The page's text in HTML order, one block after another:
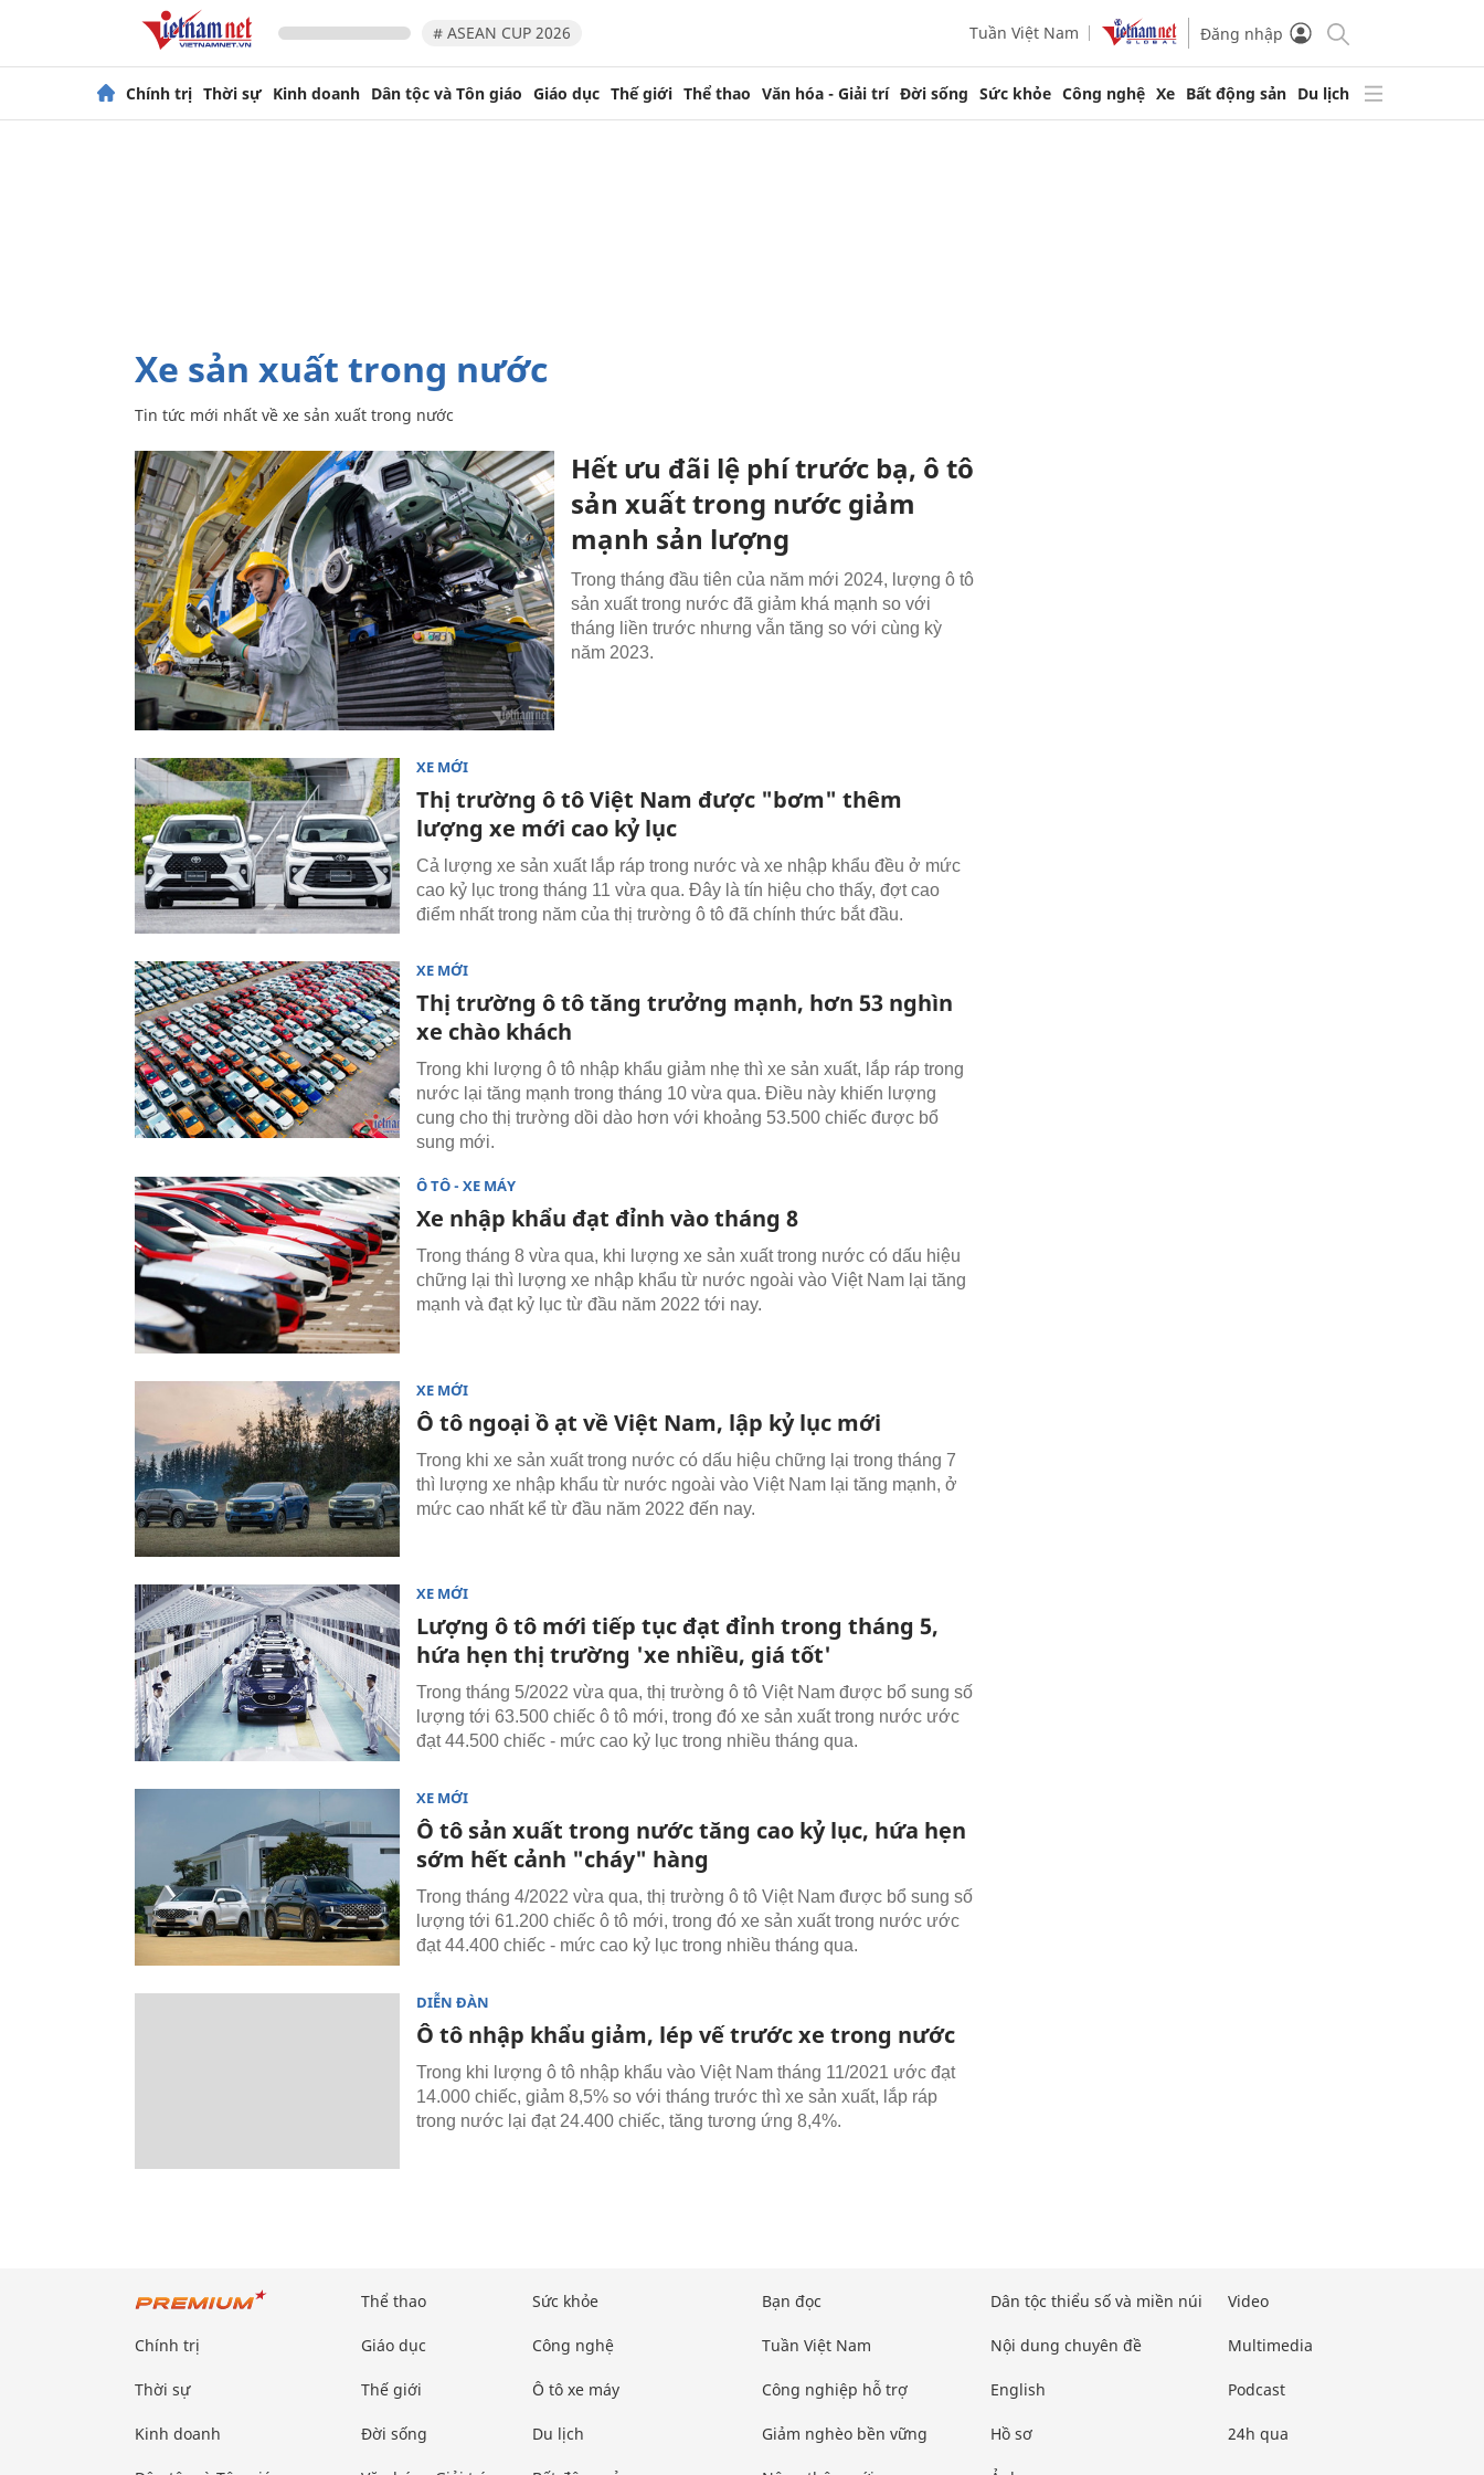
# ASEAN CUP 2026 Tuần Việt Nam Đăng nhập
Chính trị Thời sự Kinh doanh Dân tộc và Tôn giáo Giáo dục Thế giới Thể thao Văn hóa - Giải trí Đời sống Sức khỏe Công nghệ Xe Bất động sản Du lịch
xe sản xuất trong nước
Tin tức mới nhất về xe sản xuất trong nước
Hết ưu đãi lệ phí trước bạ, ô tô
sản xuất trong nước giảm
mạnh sản lượng
Trong tháng đầu tiên của năm mới 2024, lượng ô tô
sản xuất trong nước đã giảm khá mạnh so với
tháng liền trước nhưng vẫn tăng so với cùng kỳ
năm 2023.
XE MỚI
Thị trường ô tô Việt Nam được "bơm" thêm
lượng xe mới cao kỷ lục
Cả lượng xe sản xuất lắp ráp trong nước và xe nhập khẩu đều ở mức
cao kỷ lục trong tháng 11 vừa qua. Đây là tín hiệu cho thấy, đợt cao
điểm nhất trong năm của thị trường ô tô đã chính thức bắt đầu.
XE MỚI
Thị trường ô tô tăng trưởng mạnh, hơn 53 nghìn
xe chào khách
Trong khi lượng ô tô nhập khẩu giảm nhẹ thì xe sản xuất, lắp ráp trong
nước lại tăng mạnh trong tháng 10 vừa qua. Điều này khiến lượng
cung cho thị trường dồi dào hơn với khoảng 53.500 chiếc được bổ
sung mới.
Ô TÔ - XE MÁY
Xe nhập khẩu đạt đỉnh vào tháng 8
Trong tháng 8 vừa qua, khi lượng xe sản xuất trong nước có dấu hiệu
chững lại thì lượng xe nhập khẩu từ nước ngoài vào Việt Nam lại tăng
mạnh và đạt kỷ lục từ đầu năm 2022 tới nay.
XE MỚI
Ô tô ngoại ồ ạt về Việt Nam, lập kỷ lục mới
Trong khi xe sản xuất trong nước có dấu hiệu chững lại trong tháng 7
thì lượng xe nhập khẩu từ nước ngoài vào Việt Nam lại tăng mạnh, ở
mức cao nhất kể từ đầu năm 2022 đến nay.
XE MỚI
Lượng ô tô mới tiếp tục đạt đỉnh trong tháng 5,
hứa hẹn thị trường 'xe nhiều, giá tốt'
Trong tháng 5/2022 vừa qua, thị trường ô tô Việt Nam được bổ sung số
lượng tới 63.500 chiếc ô tô mới, trong đó xe sản xuất trong nước ước
đạt 44.500 chiếc - mức cao kỷ lục trong nhiều tháng qua.
XE MỚI
Ô tô sản xuất trong nước tăng cao kỷ lục, hứa hẹn
sớm hết cảnh "cháy" hàng
Trong tháng 4/2022 vừa qua, thị trường ô tô Việt Nam được bổ sung số
lượng tới 61.200 chiếc ô tô mới, trong đó xe sản xuất trong nước ước
đạt 44.400 chiếc - mức cao kỷ lục trong nhiều tháng qua.
DIỄN ĐÀN
Ô tô nhập khẩu giảm, lép vế trước xe trong nước
Trong khi lượng ô tô nhập khẩu vào Việt Nam tháng 11/2021 ước đạt
14.000 chiếc, giảm 8,5% so với tháng trước thì xe sản xuất, lắp ráp
trong nước lại đạt 24.400 chiếc, tăng tương ứng 8,4%.
Chính trị
Thời sự
Kinh doanh
Thể thao
Giáo dục
Thế giới
Đời sống
Sức khỏe
Công nghệ
Ô tô xe máy
Du lịch
Bạn đọc
Tuần Việt Nam
Công nghiệp hỗ trợ
Giảm nghèo bền vững
Dân tộc thiểu số và miền núi
Nội dung chuyên đề
English
Hồ sơ
Video
Multimedia
Podcast
24h qua